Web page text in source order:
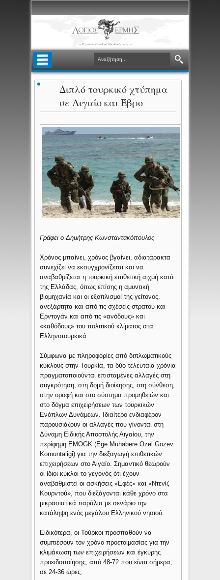
Διπλό τουρκικό χτύπημα
σε Αιγαίο και Έβρο
Γράφει ο Δημήτρης Κωνσταντακόπουλος
Χρόνος μπαίνει, χρόνος βγαίνει, αδιατάρακτα
συνεχίζει να εκσυγχρονίζεται και να
αναβαθμίζεται η τουρκική επιθετική αιχμή κατά
της Ελλάδας, όπως επίσης η αμυντική
βιομηχανία και οι εξοπλισμοί της γείτονος,
ανεξάρτητα και από τις σχέσεις στρατού και
Ερντογάν και από τις «ανόδους» και
«καθόδους» του πολιτικού κλίματος στα
Ελληνοτουρκικά.
Σύμφωνα με πληροφορίες από διπλωματικούς
κύκλους στην Τουρκία, τα δύο τελευταία χρόνια
πραγματοποιούνται επισταμένες αλλαγές στη
συγκρότηση, στη δομή διοίκησης, στη σύνθεση,
στην οροφή και στο σύστημα προμηθειών και
στο δόγμα επιχειρήσεων των τουρκικών
Ενόπλων Δυνάμεων. Ιδιαίτερο ενδιαφέρον
παρουσιάζουν οι αλλαγές που γίνονται στη
Δύναμη Ειδικής Αποστολής Αιγαίου, την
περίφημη EMOGK (Ege Muhabere Ozel Gozev
Komuntaligi) για την διεξαγωγή επιθετικών
επιχειρήσεων στο Αιγαίο. Σημαντικό θεωρούν
οι ίδιοι κύκλοι το γεγονός ότι έχουν
αναβαθμιστεί οι ασκήσεις «Εφές» και «Ντενίζ
Κουρντού», που διεξάγονται κάθε χρόνο στα
μικρασιατικά παράλια με σενάριο την
κατάληψη ενός μεγάλου Ελληνικού νησιού.
Ειδικότερα, οι Τούρκοι προσπαθούν να
συμπιέσουν τον χρόνο προετοιμασίας για την
κλιμάκωση των επιχειρήσεων και έγκυρης
προειδοποίησης, από 48-72 που είναι σήμερα,
σε 24-36 ώρες.